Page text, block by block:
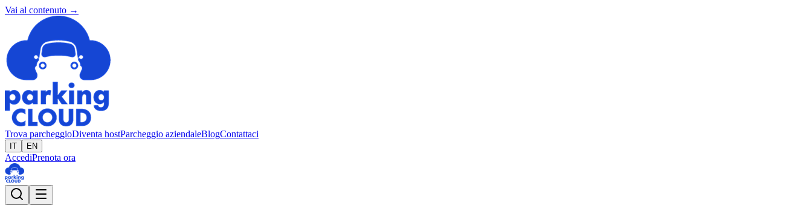
Vai al contenuto →
Trova parcheggioDiventa hostParcheggio aziendaleBlogContattaci
IT EN
AccediPrenota ora